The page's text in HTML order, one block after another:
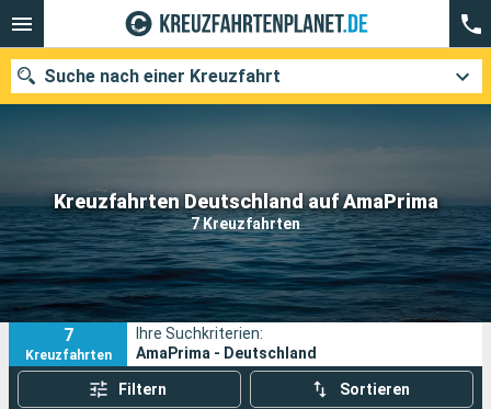
Kreuzfahrten Deutschland auf AmaPrima
7 Kreuzfahrten
Suche nach einer Kreuzfahrt
Unsere Ziele
Abfahrtsmonat
Häfen Reedereien
Suchen
7
Kreuzfahrten
Ihre Suchkriterien:
AmaPrima - Deutschland
Filtern Sortieren